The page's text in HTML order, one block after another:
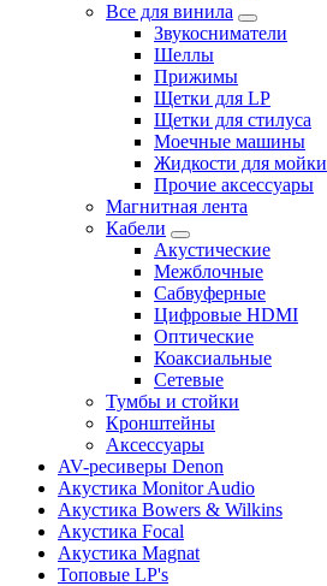
Все для винила
Звукосниматели
Шеллы
Прижимы
Щетки для LP
Щетки для стилуса
Моечные машины
Жидкости для мойки
Прочие аксессуары
Магнитная лента
Кабели
Акустические
Межблочные
Сабвуферные
Цифровые HDMI
Оптические
Коаксиальные
Сетевые
Тумбы и стойки
Кронштейны
Аксессуары
AV-ресиверы Denon
Акустика Monitor Audio
Акустика Bowers & Wilkins
Акустика Focal
Акустика Magnat
Топовые LP's